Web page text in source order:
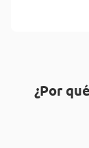
¿Por